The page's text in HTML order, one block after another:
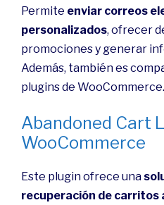
Permite enviar correos
personalizados, ofrecer
promociones y generar
Además, también es
plugins de WooCommerce.
Abandoned Cart
WooCommerce
Este plugin ofrece una
recuperación de carritos